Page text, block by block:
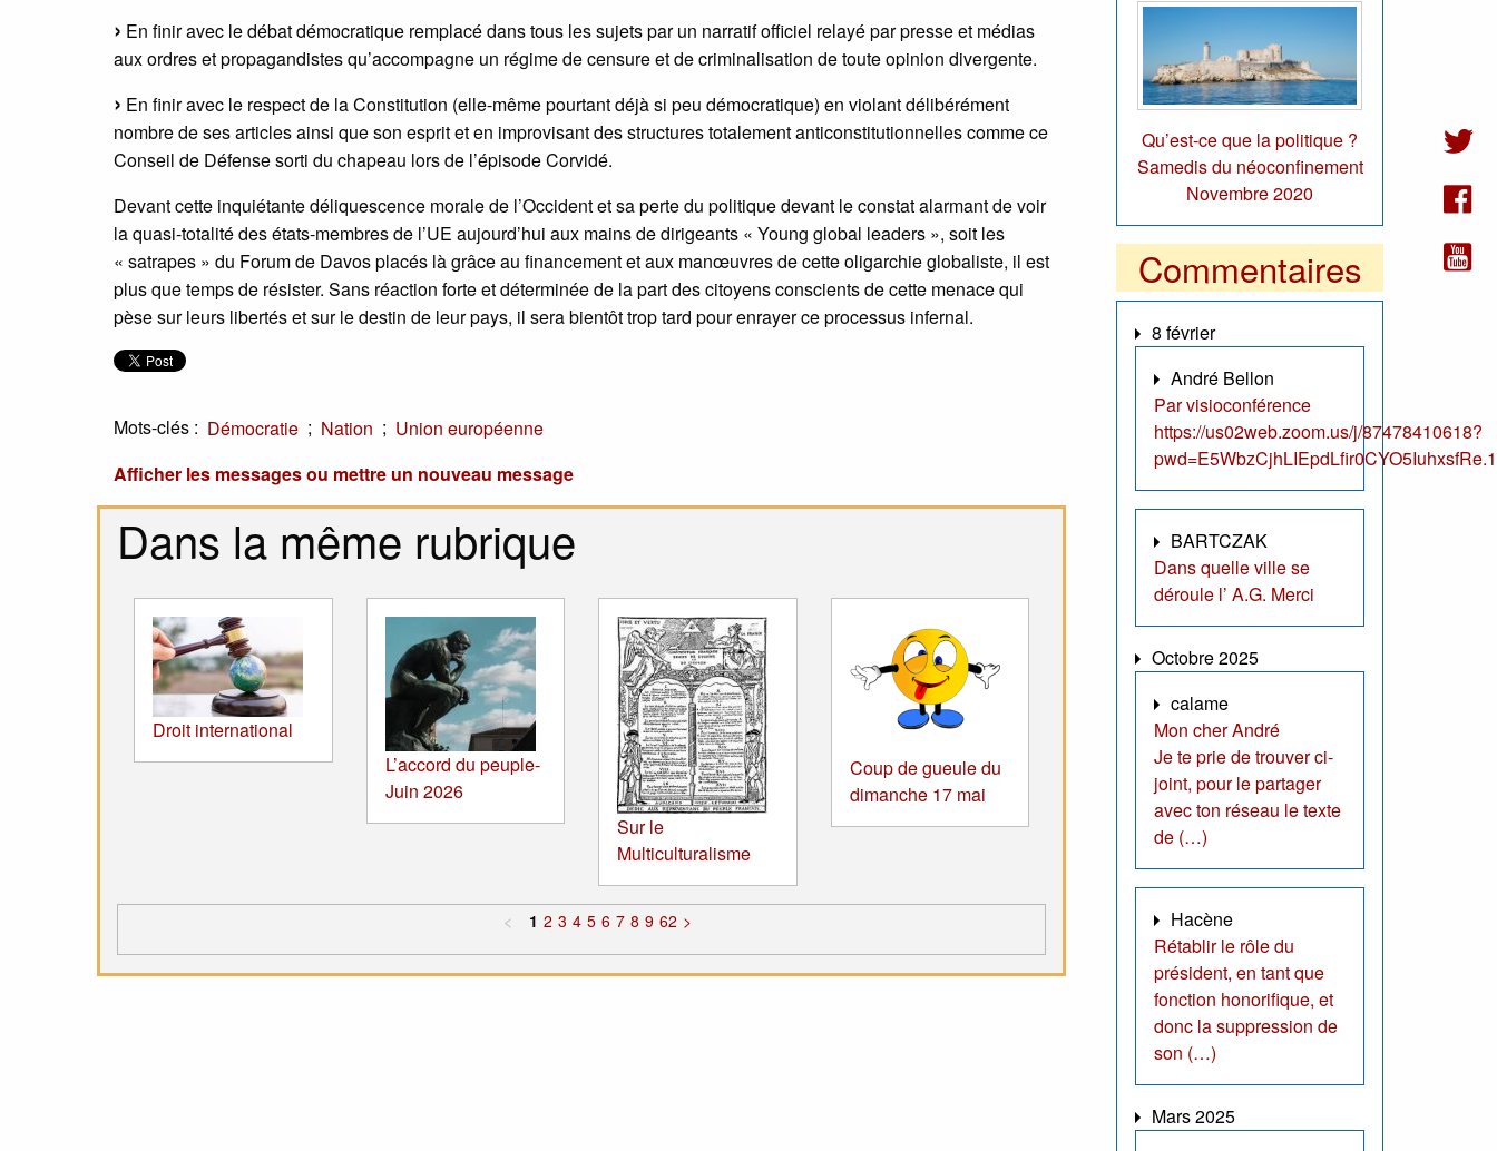
En finir avec le débat démocratique remplacé dans tous les sujets par un narratif officiel relayé par presse et médias
aux ordres et propagandistes qu’accompagne un régime de censure et de criminalisation de toute opinion divergente.
En finir avec le respect de la Constitution (elle-même pourtant déjà si peu démocratique) en violant délibérément
nombre de ses articles ainsi que son esprit et en improvisant des structures totalement anticonstitutionnelles comme ce
Conseil de Défense sorti du chapeau lors de l’épisode Corvidé.
Devant cette inquiétante déliquescence morale de l’Occident et sa perte du politique devant le constat alarmant de voir
la quasi-totalité des états-membres de l’UE aujourd’hui aux mains de dirigeants « Young global leaders », soit les
« satrapes » du Forum de Davos placés là grâce au financement et aux manœuvres de cette oligarchie globaliste, il est
plus que temps de résister. Sans réaction forte et déterminée de la part des citoyens conscients de cette menace qui
pèse sur leurs libertés et sur le destin de leur pays, il sera bientôt trop tard pour enrayer ce processus infernal.
Mots-clés : Démocratie ; Nation ; Union européenne
Afficher les messages ou mettre un nouveau message
Dans la même rubrique
Droit international
L’accord du peuple-
Juin 2026
Sur le
Multiculturalisme
Coup de gueule du
dimanche 17 mai
< 1 2 3 4 5 6 7 8 9 62 >
Qu’est-ce que la politique ?
Samedis du néoconfinement
Novembre 2020
Commentaires
8 février
André Bellon
Par visioconférence
https://us02web.zoom.us/j/87478410618?
BARTCZAK
Dans quelle ville se
déroule l’ A.G. Merci
Octobre 2025
calame
Mon cher André
Je te prie de trouver ci-
joint, pour le partager
avec ton réseau le texte
de (…)
Hacène
Rétablir le rôle du
président, en tant que
fonction honorifique, et
donc la suppression de
son (…)
Mars 2025